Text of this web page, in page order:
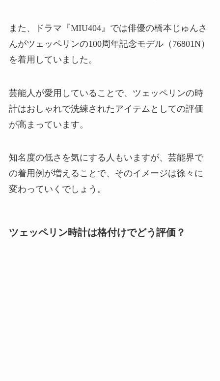
また、ドラマ『MIU404』では俳優の橋本じゅんさ
んがツェッペリンの100周年記念モデル（76801N）
を着用していました。
芸能人が愛用していることで、ツェッペリンの時
計はおしゃれで洗練されたアイテムとしての評価
が高まっています。
知名度の低さを気にする人もいますが、芸能界で
の着用例が増えることで、そのイメージは徐々に
変わっていくでしょう。
ツェッペリン時計は格付けでどう評価？